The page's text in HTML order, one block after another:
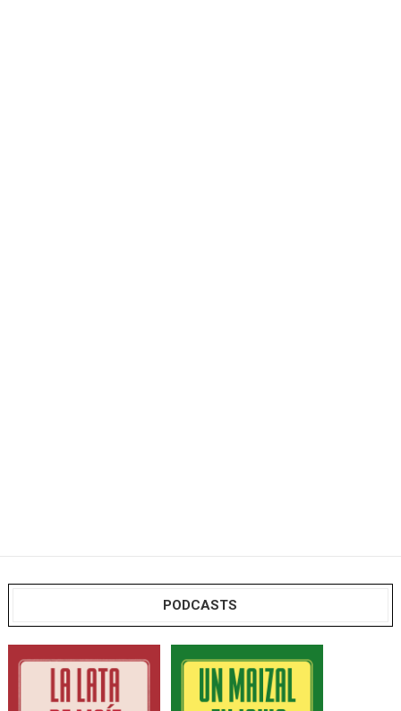
PODCASTS